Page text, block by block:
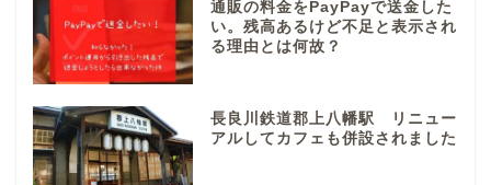
通販の料金をPayPayで送金した
い。残高あるけど不足と表示され
る理由とは何故？
長良川鉄道郡上八幡駅 リニュー
アルしてカフェも併設されました
（画像）＆掲載情報につい
ての注意事項など
岐阜地域